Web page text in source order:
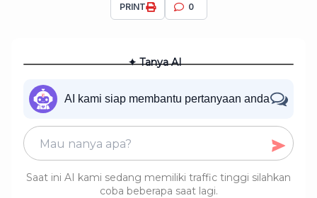
PRINT 0
✦ Tanya AI
AI kami siap membantu pertanyaan anda
Saat ini AI kami sedang memiliki traffic tinggi silahkan
coba beberapa saat lagi.